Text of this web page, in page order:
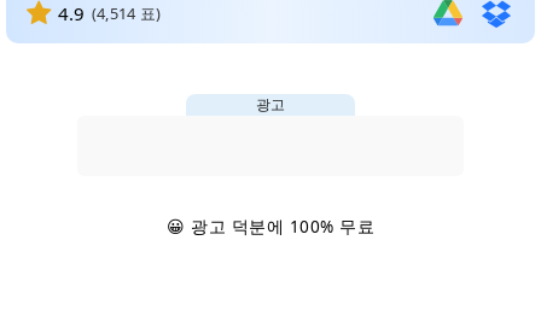
4.9 (4,514 표)
광고
😀 광고 덕분에 100% 무료